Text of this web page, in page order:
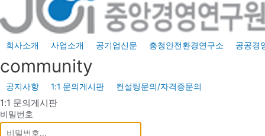
회사소개 사업소개 공기업신문 충청안전환경연구소 공공경
community
공지사항 1:1 문의게시판 컨설팅문의/자격증문의
1:1 문의게시판
비밀번호